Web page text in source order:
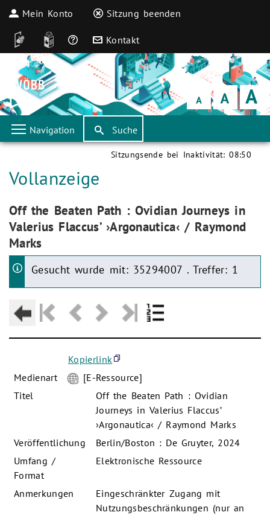
Mein Konto Sitzung beenden
DGS Leichte Sprache
Häufige Fragen
Kontakt
Schrift
klein Schrift
normal Schrift
groß
Navigation Suche
Sitzungsende bei Inaktivität: 08:50
Aktuelle Seite:
Vollanzeige
Aktuelle Seite:
Off the Beaten Path : Ovidian Journeys in
Valerius Flaccus’ ›Argonautica‹ / Raymond
Marks
Gesucht wurde mit: 35294007 . Treffer: 1
Kopierlink
Medienart
[E-Ressource]
Titel
Off the Beaten Path : Ovidian
Journeys in Valerius Flaccus’
›Argonautica‹ / Raymond Marks
Veröffentlichung
Berlin/Boston : De Gruyter, 2024
Umfang /
Format
Elektronische Ressource
Anmerkungen
Eingeschränkter Zugang mit
Nutzungsbeschränkungen (nur an